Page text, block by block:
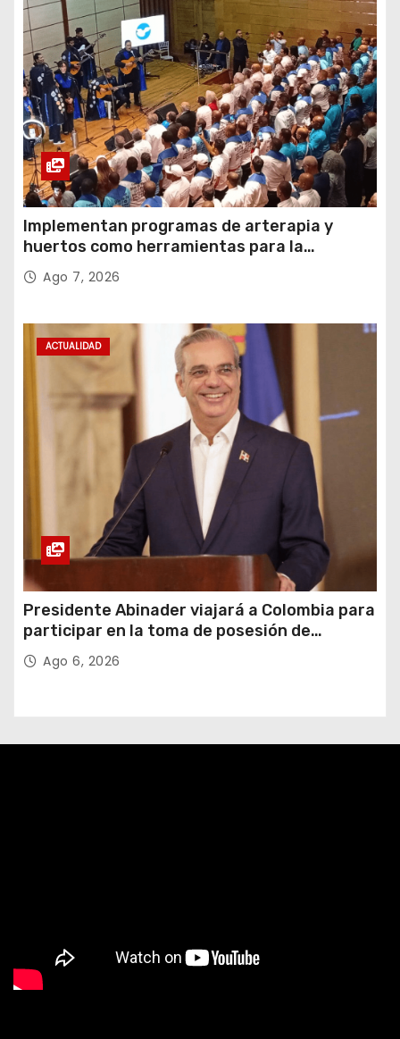
Implementan programas de arterapia y
huertos como herramientas para la
recuperación y la inclusión social
Ago 7, 2026
ACTUALIDAD
Presidente Abinader viajará a Colombia para
participar en la toma de posesión de
Abelardo de la Espriella
Ago 6, 2026